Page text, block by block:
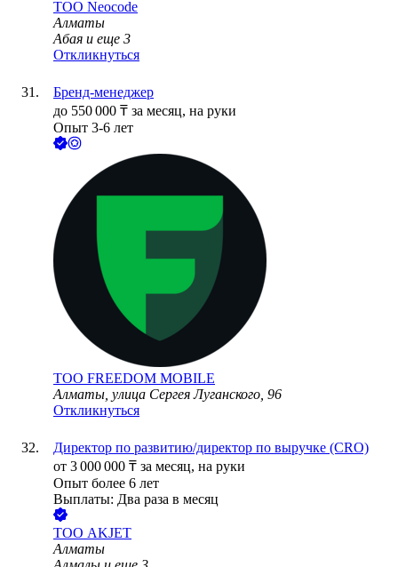
ТОО Neocode
Алматы
Абая и еще 3
Откликнуться
Бренд-менеджер
до 550 000 ₸ за месяц, на руки
Опыт 3-6 лет
ТОО FREEDOM MOBILE
Алматы, улица Сергея Луганского, 96
Откликнуться
Директор по развитию/директор по выручке (CRO)
от 3 000 000 ₸ за месяц, на руки
Опыт более 6 лет
Выплаты: Два раза в месяц
ТОО AKJET
Алматы